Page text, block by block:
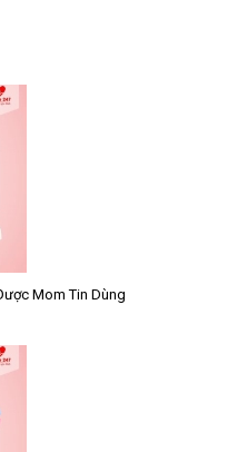
Mom Tin Dùng